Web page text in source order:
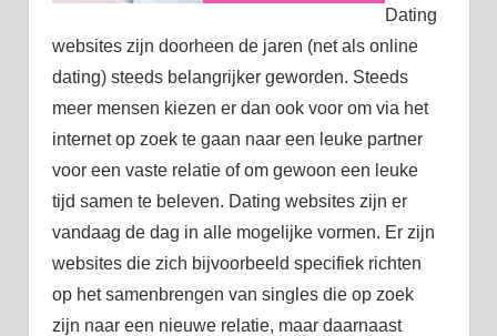
Dating
websites zijn doorheen de jaren (net als online
dating) steeds belangrijker geworden. Steeds
meer mensen kiezen er dan ook voor om via het
internet op zoek te gaan naar een leuke partner
voor een vaste relatie of om gewoon een leuke
tijd samen te beleven. Dating websites zijn er
vandaag de dag in alle mogelijke vormen. Er zijn
websites die zich bijvoorbeeld specifiek richten
op het samenbrengen van singles die op zoek
zijn naar een nieuwe relatie, maar daarnaast